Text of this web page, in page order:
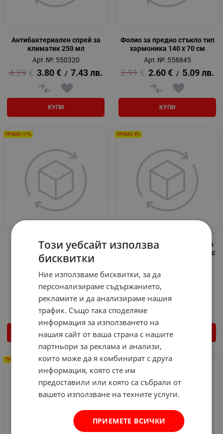
Антибактериален спрей за
климатик 250 мл
Арт.№: 550320
4.29 € 3.80 € / 7.43 лв.
КУПИ
Фолио за предно стъкло тип
хармоника 140 х 70 см
Арт.№: 558845
2.91 € 2.60 € / 5.09 лв.
КУПИ
Вакса за бои маталик с
добавен тефлон (PTFE) -
Turtle Wax
Арт.№: 560385
11.71 €
10.40 € / 20.34 лв.
КУПИ
ПРОМО -11%
Синтетично моторно масло
Bardahl XTEC 5W40 Synthetic
Арт.№: 560197
89.50
81.00 € / 158.42
КУПИ
ПРОМО -9%
ПРОМО -8% ПРОМО -12%
Този уебсайт използва
бисквитки
Ние използваме бисквитки, за да
персонализираме съдържанието,
рекламите и да анализираме нашия
трафик. Също така споделяме
информация за използването на
нашия сайт от ваша страна с нашите
партньори за реклама и анализи,
които може да я комбинират с друга
информация, която сте им
предоставили или която са събрали от
вашето използване на техните услуги.
ПРИЕМЕТЕ ВСИЧКИ